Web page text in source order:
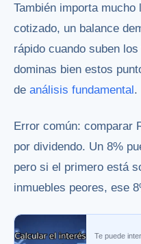
También importa
cotizado, un balance
rápido cuando suben
dominas bien estos
de análisis fundamental.
Error común: comparar
por dividendo. Un 8%
pero si el primero está
inmuebles peores, ese
Te puede